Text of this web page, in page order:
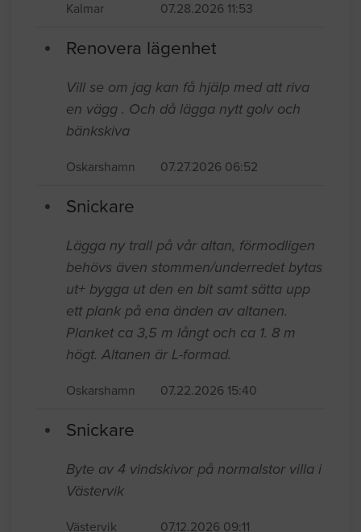
Kalmar 07.28.2026 11:53
Renovera lägenhet
Vill se om jag kan få hjälp med att riva
en vägg . Och då lägga nytt golv och
bänkskiva
Oskarshamn 07.27.2026 06:52
Snickare
Lägga ny trall på vår altan, förmodligen
behövs även stommen/underredet bytas
ut+ bygga ut den en bit samt sätta upp
ett plank på ena änden av altanen.
Planket ca 3,5 m långt och ca 1. 8 m
högt. Altanen är L-formad.
Oskarshamn 07.22.2026 15:40
Snickare
Byte av 4 vindskivor på normalstor villa i
Västervik
Västervik 07.12.2026 09:11